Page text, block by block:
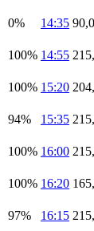
0% 14:35
100% 14:55
100% 15:20
94% 15:35
100% 16:00
100% 16:20
97% 16:15